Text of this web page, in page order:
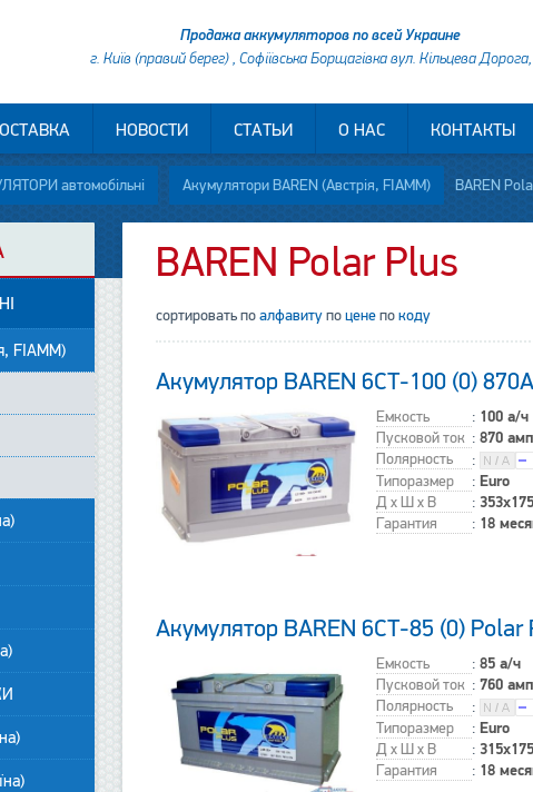
Продажа аккумуляторов по всей Украине
г. Київ (правий берег) , Софіївська Борщагівка вул. Кільцева
НОВОСТИ СТАТЬИ О НАС КОНТАКТЫ
автомобільні Акумулятори BAREN (Австрія, FIAMM) BAREN
BAREN Polar Plus
сортировать поалфавитупоценепокоду
Акумулятор BAREN 6СТ-100 (0)
Емкость : 100 а/ч
Пусковой ток :870
Полярность
:
Типоразмер
:Euro
Д x Ш x В :
Гарантия : 18
Акумулятор BAREN 6СТ-85 (0) Polar
Емкость :85 а/ч
Пусковой ток :760
Полярность
:
Типоразмер
:Euro
Д x Ш x В :
Гарантия : 18
FIAMM)